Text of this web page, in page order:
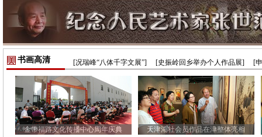
书画高清 [况瑞峰“八体千字文展”] [史振岭回乡举办个人作品展] [
金带福路文化传播中心周年庆典 天津湖社会员作品在津整体亮相